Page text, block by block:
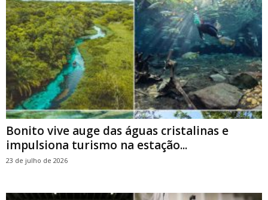
Bonito vive auge das águas cristalinas e
impulsiona turismo na estação...
23 de julho de 2026